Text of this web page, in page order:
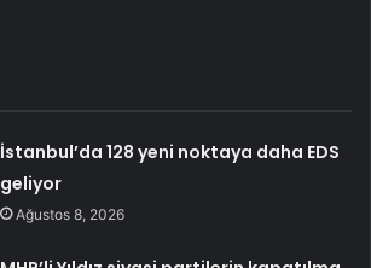
İstanbul’da 128 yeni noktaya daha EDS
geliyor
Ağustos 8, 2026